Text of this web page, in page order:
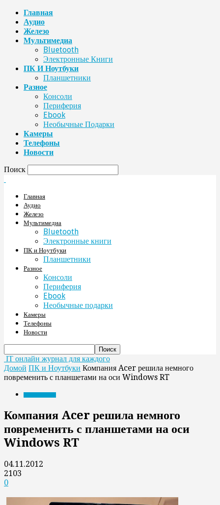
Главная
Аудио
Железо
Мультимедиа
Bluetooth
Электронные Книги
ПК И Ноутбуки
Планшетники
Разное
Консоли
Периферия
Ebook
Необычные Подарки
Камеры
Телефоны
Новости
Поиск
Главная
Аудио
Железо
Мультимедиа
Bluetooth
Электронные книги
ПК и Ноутбуки
Планшетники
Разное
Консоли
Периферия
Ebook
Необычные подарки
Камеры
Телефоны
Новости
IT онлайн журнал для каждого
Домой ПК и Ноутбуки Компания Acer решила немного
повременить с планшетами на оси Windows RT
Компания Acer решила немного
повременить с планшетами на оси
Windows RT
04.11.2012
2103
0